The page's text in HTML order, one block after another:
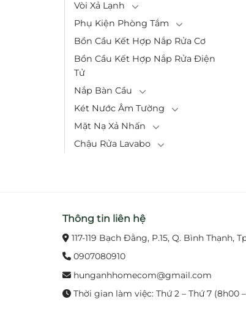
Vòi Xả Lạnh
Phụ Kiện Phòng Tắm
Bồn Cầu Kết Hợp Nắp Rửa Cơ
Bồn Cầu Kết Hợp Nắp Rửa Điện
Tử
Nắp Bàn Cầu
Két Nước Âm Tường
Mặt Nạ Xả Nhấn
Chậu Rửa Lavabo
Thông tin liên hệ
117-119 Bạch Đằng, P.15, Q. Bình Thạnh,
0907080910
hunganhhomecom@gmail.com
Thời gian làm việc: Thứ 2 – Thứ 7 (8h00